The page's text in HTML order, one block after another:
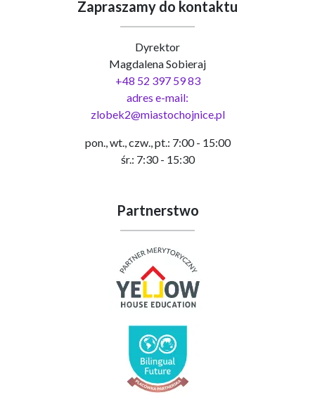
Zapraszamy do kontaktu
Dyrektor
Magdalena Sobieraj
+48 52 397 59 83
adres e-mail:
zlobek2@miastochojnice.pl
pon., wt., czw., pt.: 7:00 - 15:00
śr.: 7:30 - 15:30
Partnerstwo